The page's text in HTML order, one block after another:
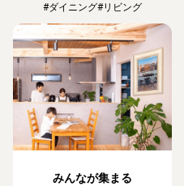
#ダイニング#リビング
みんなが集まる